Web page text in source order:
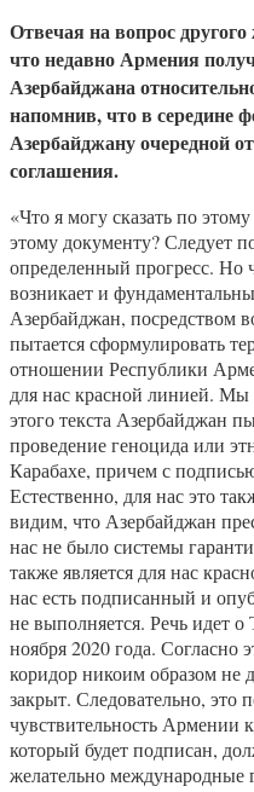
Отвечая на вопрос
чтонедавно Армения
Азербайджана
напомнив, что в середине
Азербайджану очередной
соглашения.
«Что я могу сказать по
этому документу? Следует
определенный прогресс. Но
возникает и
Азербайджан, посредством
пытается сформулировать
отношении Республики
для нас красной линией.
этого текста Азербайджан
проведение геноцида или
Карабахе, причем с
Естественно, для нас это
видим, что Азербайджан
нас не было системы
также является для нас
нас есть подписанный и
не выполняется. Речь идет
ноября 2020 года. Согласно
коридор никоим образом не
закрыт. Следовательно, это
чувствительность Армении
который будет подписан,
желательно международные